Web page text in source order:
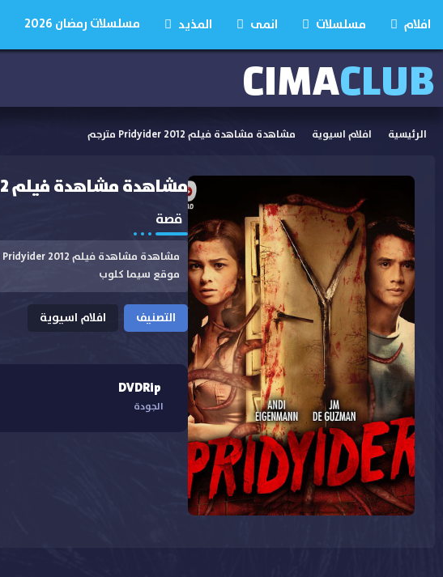
افلام مسلسلات انمى المذيد مسلسلات رمضان 2026
CIMACLUB
الرئيسية افلام اسيوية مشاهدة مشاهدة فيلم Pridyider 2012 مترجم
مشاهدة مشاهدة فيلم Pridyider 2012 مترجم
قصة
موقع سيما كلوب
التصنيف افلام اسيوية
DVDRip
الجودة